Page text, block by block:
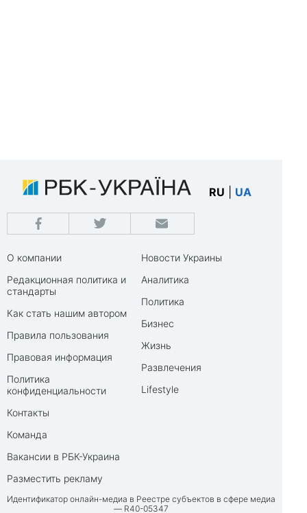
RU UA
О компании
Редакционная политика и
стандарты
Как стать нашим автором
Правила пользования
Правовая информация
Политика
конфиденциальности
Контакты
Команда
Вакансии в РБК-Украина
Разместить рекламу
Новости Украины
Аналитика
Политика
Бизнес
Жизнь
Развлечения
Lifestyle
Идентификатор онлайн-медиа в Реестре субъектов в сфере медиа
— R40-05347